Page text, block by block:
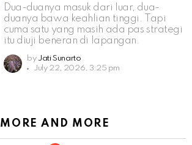
Dua-duanya masuk dari luar, dua-
duanya bawa keahlian tinggi. Tapi
cuma satu yang masih ada pas strategi
itu diuji beneran di lapangan.
by Jati Sunarto
July 22, 2026, 3:25 pm
MORE AND MORE